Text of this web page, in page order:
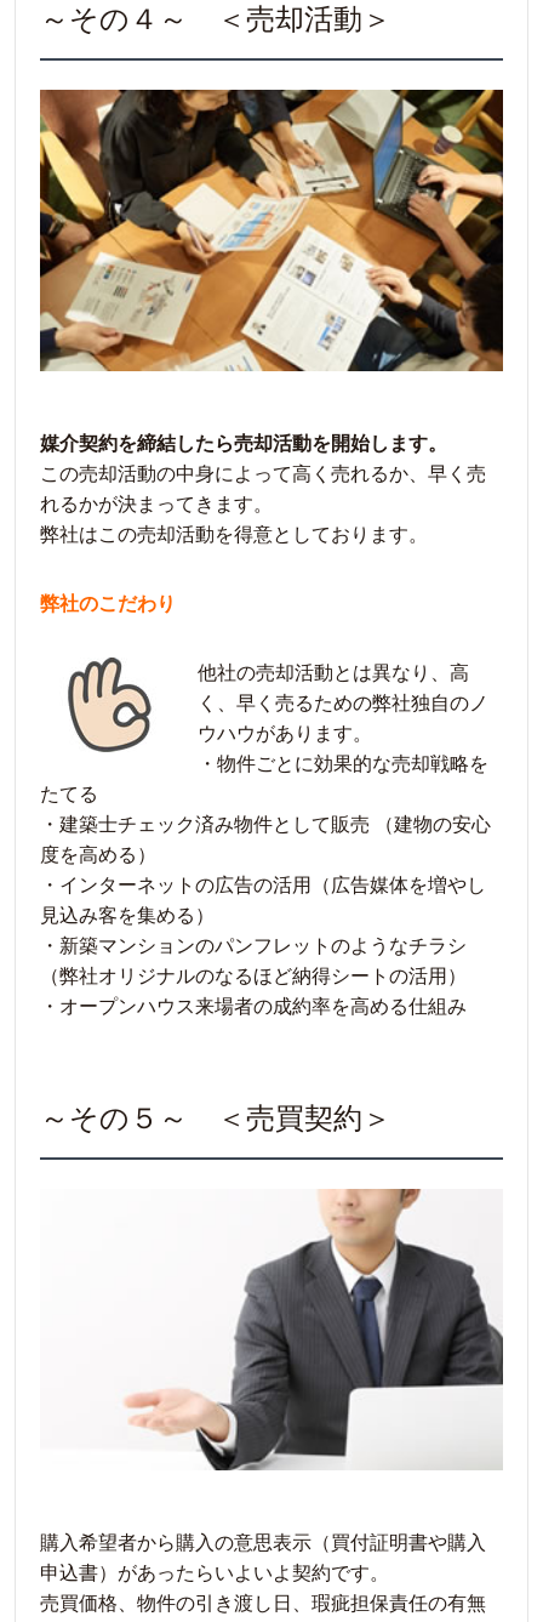
～その４～ ＜売却活動＞
媒介契約を締結したら売却活動を開始します。
この売却活動の中身によって高く売れるか、早く売
れるかが決まってきます。
弊社はこの売却活動を得意としております。
弊社のこだわり
他社の売却活動とは異なり、高
く、早く売るための弊社独自のノ
ウハウがあります。
・物件ごとに効果的な売却戦略を
たてる
・建築士チェック済み物件として販売 （建物の安心
度を高める）
・インターネットの広告の活用（広告媒体を増やし
見込み客を集める）
・新築マンションのパンフレットのようなチラシ
（弊社オリジナルのなるほど納得シートの活用）
・オープンハウス来場者の成約率を高める仕組み
～その５～ ＜売買契約＞
購入希望者から購入の意思表示（買付証明書や購入
申込書）があったらいよいよ契約です。
売買価格、物件の引き渡し日、瑕疵担保責任の有無